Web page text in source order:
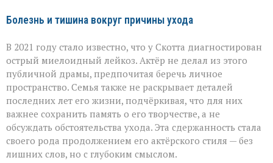
Болезнь и тишина вокруг причины ухода
В 2021 году стало известно, что у Скотта диагностирован
острый миелоидный лейкоз. Актёр не делал из этого
публичной драмы, предпочитая беречь личное
пространство. Семья также не раскрывает деталей
последних лет его жизни, подчёркивая, что для них
важнее сохранить память о его творчестве, а не
обсуждать обстоятельства ухода. Эта сдержанность стала
своего рода продолжением его актёрского стиля — без
лишних слов, но с глубоким смыслом.